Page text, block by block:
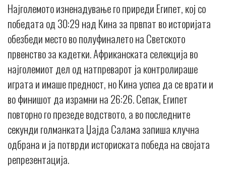
Најголемото изненадување го приреди Египет, кој со
победата од 30:29 над Кина за првпат во историјата
обезбеди место во полуфиналето на Светското
првенство за кадетки. Африканската селекција во
најголемиот дел од натпреварот ја контролираше
играта и имаше предност, но Кина успеа да се врати и
во финишот да израмни на 26:26. Сепак, Египет
повторно го презеде водството, а во последните
секунди голманката Џајда Салама запиша клучна
одбрана и ја потврди историската победа на својата
репрезентација.